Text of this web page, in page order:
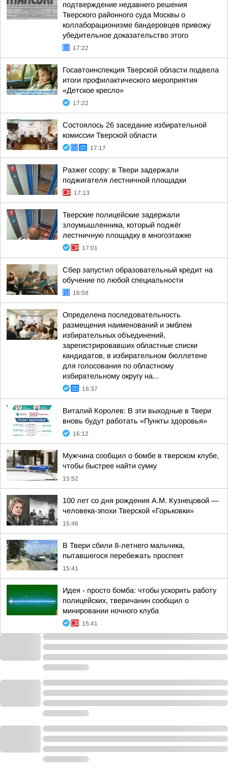
подтверждение недавнего решения
Тверского районного суда Москвы о
коллаборационизме бандеровцев привожу
убедительное доказательство этого
17:22
Госавтоинспекция Тверской области подвела
итоги профилактического мероприятия
«Детское кресло»
17:22
Состоялось 26 заседание избирательной
комиссии Тверской области
17:17
Разжег ссору: в Твери задержали
поджигателя лестничной площадки
17:13
Тверские полицейские задержали
злоумышленника, который поджёг
лестничную площадку в многоэтажке
17:01
Сбер запустил образовательный кредит на
обучение по любой специальности
16:58
Определена последовательность
размещения наименований и эмблем
избирательных объединений,
зарегистрировавших областные списки
кандидатов, в избирательном бюллетене
для голосования по областному
избирательному округу на...
16:37
Виталий Королев: В эти выходные в Твери
вновь будут работать «Пункты здоровья»
16:12
Мужчина сообщил о бомбе в тверском клубе,
чтобы быстрее найти сумку
15:52
100 лет со дня рождения А.М. Кузнецовой —
человека-эпохи Тверской «Горьковки»
15:46
В Твери сбили 8-летнего мальчика,
пытавшегося перебежать проспект
15:41
Идея - просто бомба: чтобы ускорить работу
полицейских, тверичанин сообщил о
минировании ночного клуба
15:41